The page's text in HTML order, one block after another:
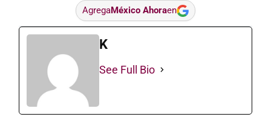
AgregaMéxico Ahoraen
K
See Full Bio